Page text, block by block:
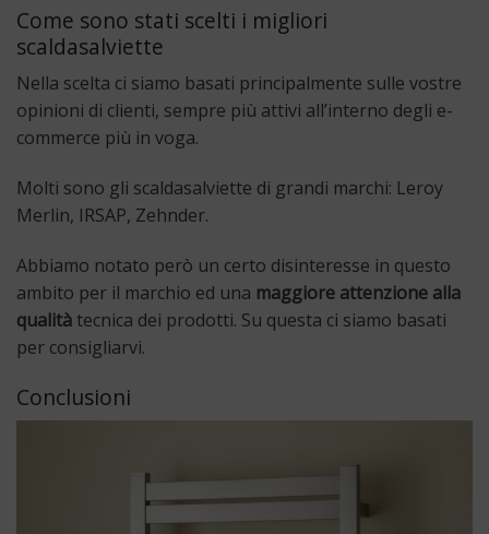
Come sono stati scelti i migliori
scaldasalviette
Nella scelta ci siamo basati principalmente sulle vostre
opinioni di clienti, sempre più attivi all’interno degli e-
commerce più in voga.
Molti sono gli scaldasalviette di grandi marchi: Leroy
Merlin, IRSAP, Zehnder.
Abbiamo notato però un certo disinteresse in questo
ambito per il marchio ed una maggiore attenzione alla
qualità tecnica dei prodotti. Su questa ci siamo basati
per consigliarvi.
Conclusioni